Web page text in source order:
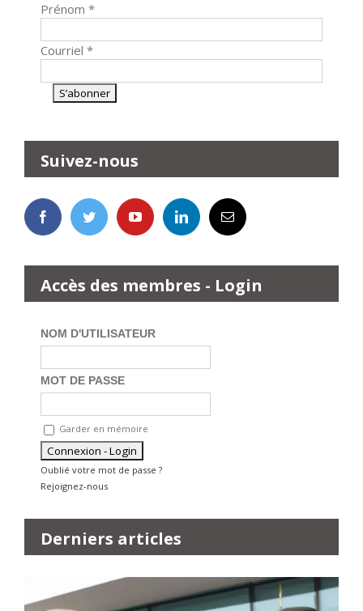
Prénom *
Courriel *
Suivez-nous
Accès des membres - Login
NOM D'UTILISATEUR
MOT DE PASSE
Garder en mémoire
Oublié votre mot de passe ?
Rejoignez-nous
Derniers articles